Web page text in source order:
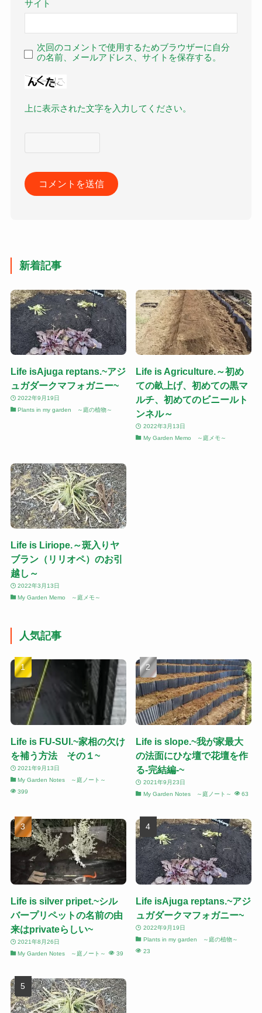
サイト
次回のコメントで使用するためブラウザーに自分
の名前、メールアドレス、サイトを保存する。
上に表示された文字を入力してください。
新着記事
Life isAjuga reptans.~アジ
ュガダークマフォガニー~
2022年9月19日
Plants in my garden ～庭の植物～
Life is Agriculture.～初め
ての畝上げ、初めての黒マ
ルチ、初めてのビニールト
ンネル～
2022年3月13日
My Garden Memo ～庭メモ～
Life is Liriope.～斑入りヤ
ブラン（リリオペ）のお引
越し～
2022年3月13日
My Garden Memo ～庭メモ～
人気記事
Life is FU-SUI.~家相の欠け
を補う方法 その１~
2021年9月13日
My Garden Notes ～庭ノート～
399
Life is slope.~我が家最大
の法面にひな壇で花壇を作
る-完結編-~
2021年9月23日
My Garden Notes ～庭ノート～
63
Life is silver pripet.~シル
バープリペットの名前の由
来はprivateらしい~
2021年8月26日
My Garden Notes ～庭ノート～
39
Life isAjuga reptans.~アジ
ュガダークマフォガニー~
2022年9月19日
Plants in my garden ～庭の植物～
23